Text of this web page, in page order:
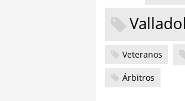
Veteranos
Árbitros